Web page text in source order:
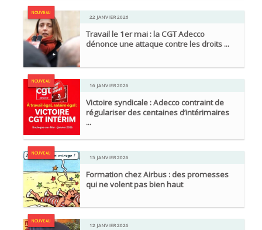
NOUVEAU
22 JANVIER 2026
Travail le 1er mai : la CGT Adecco
dénonce une attaque contre les droits ...
NOUVEAU
16 JANVIER 2026
Victoire syndicale : Adecco contraint de
régulariser des centaines d’intérimaires
...
NOUVEAU
15 JANVIER 2026
Formation chez Airbus : des promesses
qui ne volent pas bien haut
NOUVEAU
12 JANVIER 2026